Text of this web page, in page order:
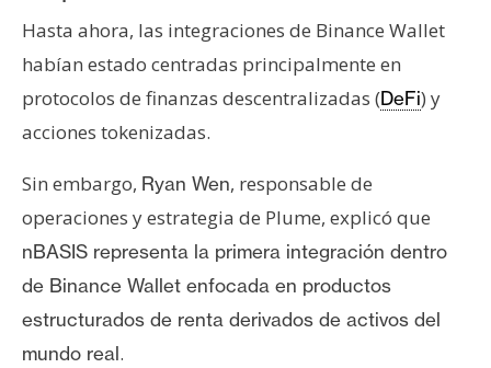
Hasta ahora, las integraciones de Binance Wallet
habían estado centradas principalmente en
protocolos de finanzas descentralizadas (DeFi) y
acciones tokenizadas.
Sin embargo, Ryan Wen, responsable de
operaciones y estrategia de Plume, explicó que
nBASIS representa la primera integración dentro
de Binance Wallet enfocada en productos
estructurados de renta derivados de activos del
mundo real.